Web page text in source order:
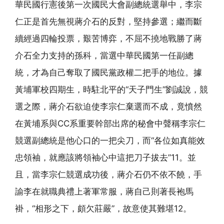
華民國行憲後第一次國民大會副總統選舉中，李宗
仁正是首先無視蔣介石的反對，堅持參選；繼而斷
續經過四輪投票，艱苦博弈，不屈不撓地戰勝了蔣
介石全力支持的孫科，當選中華民國第一任副總
統，才為自己奪取了國民黨政權二把手的地位。據
黃埔軍校四期生，時駐北平的“天子門生”劉誠說，競
選之際，蔣介石欲迫使李宗仁棄選而不成，竟憤然
在黃埔系與CC系重要幹部出席的秘會中聲稱李宗仁
競選副總統是他心口的一把尖刀，而“各位如真能效
忠領袖，就應該將領袖心中這把刀子拔去”11。並
且，當李宗仁競選成功後，蔣介石仍不依不饒，手
諭李在就職典禮上著軍常服，蔣自己則著長袍馬
褂，“相形之下，頗欠莊嚴”，故意使其難堪12。